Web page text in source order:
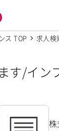
ス TOP 求人検
す/イン